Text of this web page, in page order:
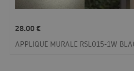
28.00€
APPLIQUE MURALE RSL015-1W